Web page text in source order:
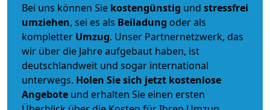
Bei uns können Sie kostengünstig und stressfrei
umziehen, sei es als Beiladung oder als
kompletter Umzug. Unser Partnernetzwerk, das
wir über die Jahre aufgebaut haben, ist
deutschlandweit und sogar international
unterwegs. Holen Sie sich jetzt kostenlose
Angebote und erhalten Sie einen ersten